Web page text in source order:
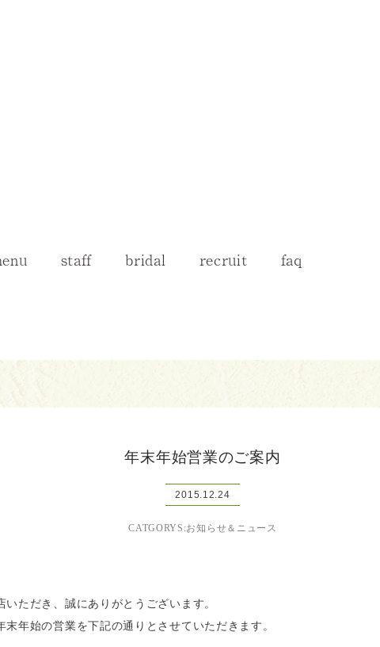
staff bridal recruit faq
年末年始営業のご案内
2015.12.24
CATGORYS:お知らせ＆ニュース
いただき、誠にありがとうございます。
末年始の営業を下記の通りとさせていただきます。